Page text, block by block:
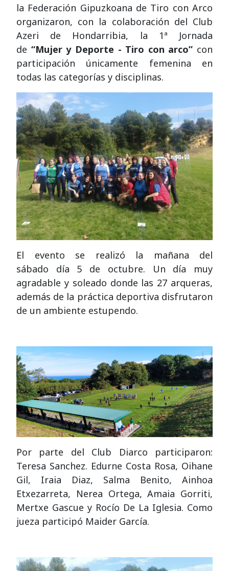
la Federación Gipuzkoana de Tiro con Arco
organizaron, con la colaboración del Club
Azeri de Hondarribia, la 1ª Jornada
de “Mujer y Deporte - Tiro con arco” con
participación únicamente femenina en
todas las categorías y disciplinas.
El evento se realizó la mañana del
sábado día 5 de octubre. Un día muy
agradable y soleado donde las 27 arqueras,
además de la práctica deportiva disfrutaron
de un ambiente estupendo.
Por parte del Club Diarco participaron:
Teresa Sanchez. Edurne Costa Rosa, Oihane
Gil, Iraia Diaz, Salma Benito, Ainhoa
Etxezarreta, Nerea Ortega, Amaia Gorriti,
Mertxe Gascue y Rocío De La Iglesia. Como
jueza participó Maider García.